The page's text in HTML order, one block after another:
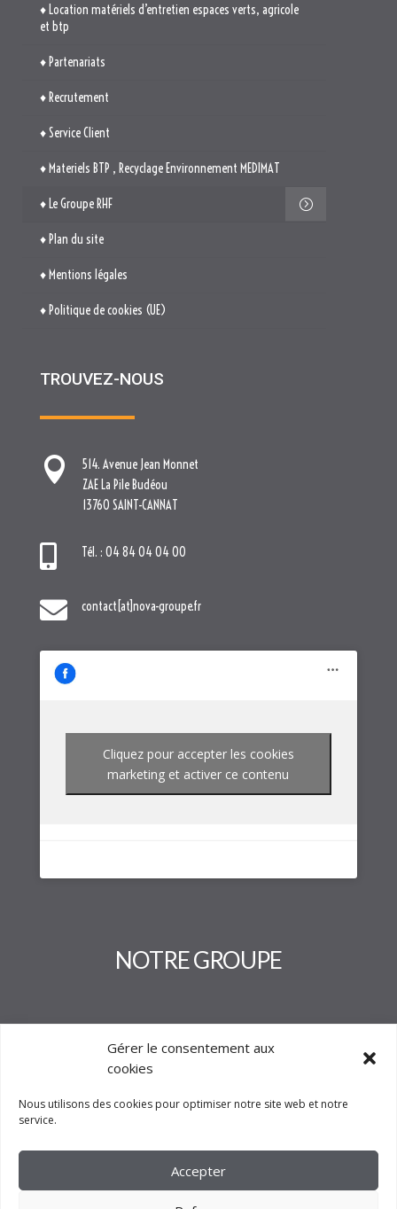
Gérer le consentement aux
cookies
Nous utilisons des cookies pour optimiser notre site web et notre
service.
Accepter
♦ Location matériels d’entretien espaces verts, agricole
et btp
♦ Partenariats
♦ Recrutement
♦ Service Client
♦ Materiels BTP , Recyclage Environnement MEDIMAT
♦ Le Groupe RHF
♦ Plan du site
♦ Mentions légales
♦ Politique de cookies (UE)
TROUVEZ-NOUS

514. Avenue Jean Monnet
ZAE La Pile Budéou
13760 SAINT-CANNAT
 Tél. : 04 84 04 04 00
 contact[at]nova-groupe.fr
Cliquez pour accepter les cookies
marketing et activer ce contenu
NOTRE GROUPE